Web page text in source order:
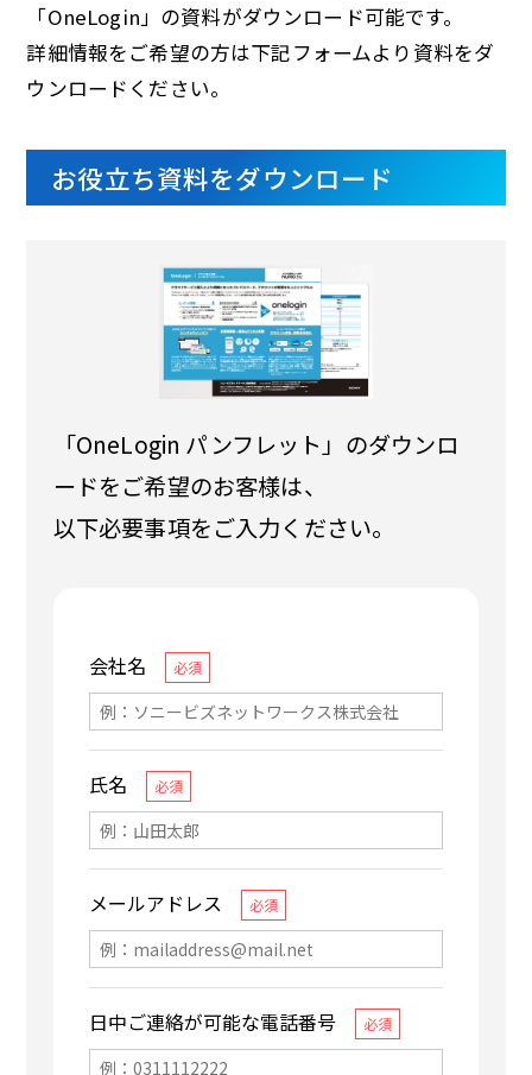
「OneLogin」の資料がダウンロード可能です。
詳細情報をご希望の方は下記フォームより資料をダ
ウンロードください。
お役立ち資料をダウンロード
「OneLogin パンフレット」のダウンロ
ードをご希望のお客様は、
以下必要事項をご入力ください。